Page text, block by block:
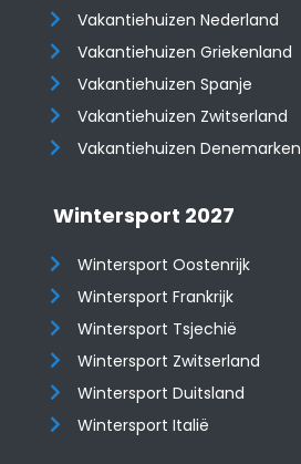
Vakantiehuizen Nederland
Vakantiehuizen Griekenland
Vakantiehuizen Spanje
​​​​​​​Vakantiehuizen Zwitserland
Vakantiehuizen Denemarken
Wintersport 2027
Wintersport Oostenrijk
Wintersport Frankrijk
Wintersport Tsjechië
Wintersport Zwitserland
Wintersport Duitsland
Wintersport Italië